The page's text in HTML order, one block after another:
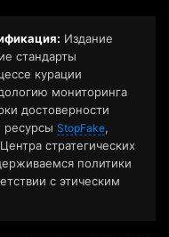
Издание
стандарты
курации
мониторинга
достоверности
ресурсы StopFake,
стратегических
политики
с этическим